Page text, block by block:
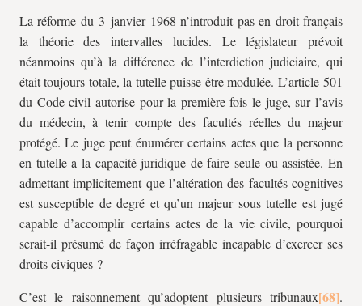
La réforme du 3 janvier 1968 n’introduit pas en droit français
la théorie des intervalles lucides. Le législateur prévoit
néanmoins qu’à la différence de l’interdiction judiciaire, qui
était toujours totale, la tutelle puisse être modulée. L’article 501
du Code civil autorise pour la première fois le juge, sur l’avis
du médecin, à tenir compte des facultés réelles du majeur
protégé. Le juge peut énumérer certains actes que la personne
en tutelle a la capacité juridique de faire seule ou assistée. En
admettant implicitement que l’altération des facultés cognitives
est susceptible de degré et qu’un majeur sous tutelle est jugé
capable d’accomplir certains actes de la vie civile, pourquoi
serait-il présumé de façon irréfragable incapable d’exercer ses
droits civiques ?
C’est le raisonnement qu’adoptent plusieurs tribunaux
.